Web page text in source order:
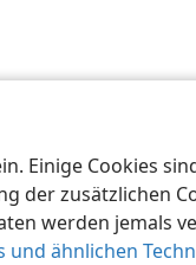
Einige Cookies
der zusätzlichen
werden jemals
und ähnlichen